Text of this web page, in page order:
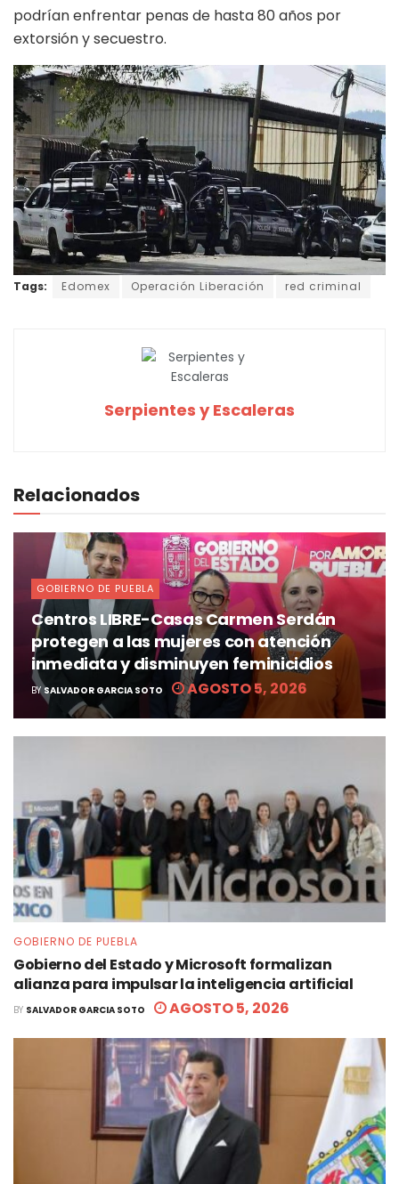
podrían enfrentar penas de hasta 80 años por
extorsión y secuestro.
Tags: Edomex Operación Liberación red criminal
Serpientes y Escaleras
Relacionados
GOBIERNO DE PUEBLA
Centros LIBRE-Casas Carmen Serdán
protegen a las mujeres con atención
inmediata y disminuyen feminicidios
BY SALVADOR GARCIA SOTO AGOSTO 5, 2026
GOBIERNO DE PUEBLA
Gobierno del Estado y Microsoft formalizan
alianza para impulsar la inteligencia artificial
BY SALVADOR GARCIA SOTO AGOSTO 5, 2026